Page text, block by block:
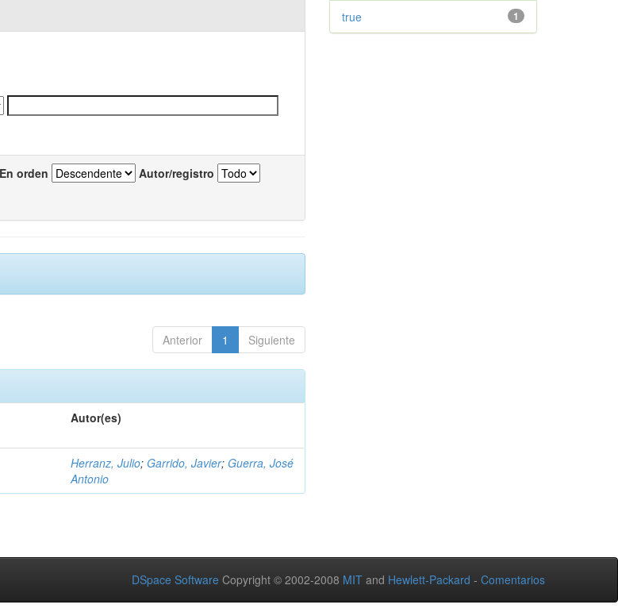
En orden Autor/registro
Anterior 1 Siguiente
Autor(es)
Herranz, Julio; Garrido, Javier; Guerra, José
Antonio
1
true
DSpace Software Copyright © 2002-2008 MIT and Hewlett-Packard - Comentarios